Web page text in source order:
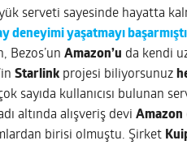
serveti sayesinde hayatta
deneyimi yaşatmayı
Bezos’un Amazon’u da kendi
Starlink projesi biliyorsunuz
sayıda kullanıcısı bulunan
altında alışveriş devi Amazon
birisi olmuştu. Şirket